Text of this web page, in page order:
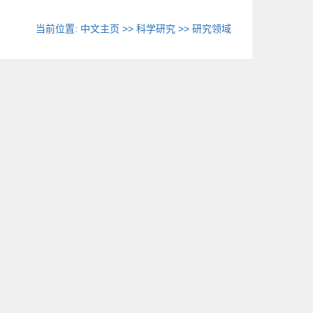
当前位置: 中文主页 >>科学研究 >>研究领域